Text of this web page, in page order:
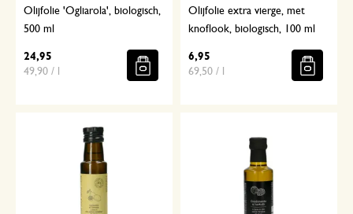
Olijfolie 'Ogliarola', biologisch,
500 ml
24,95
49,90 / l
Olijfolie extra vierge, met
knoflook, biologisch, 100 ml
6,95
69,50 / l